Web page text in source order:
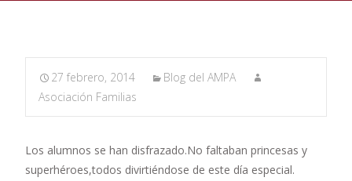
27 febrero, 2014
Blog del AMPA
Asociación Familias
Los alumnos se han disfrazado.No faltaban princesas y
superhéroes,todos divirtiéndose de este día especial.